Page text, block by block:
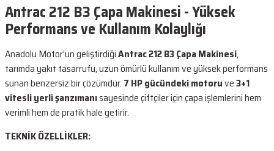
Antrac 212 B3 Çapa Makinesi - Yüksek
Performans ve Kullanım Kolaylığı
Anadolu Motor’un geliştirdiğiAntrac 212 B3 Çapa Makinesi,
tarımda yakıt tasarrufu, uzun ömürlü kullanım ve yüksek performans
sunan benzersiz bir çözümdür. 7 HP gücündeki motoruve3+1
vitesli yerli şanzımanısayesinde çiftçiler için çapa işlemlerini hem
verimli hem de pratik hale getirir.
TEKNİK ÖZELLİKLER: